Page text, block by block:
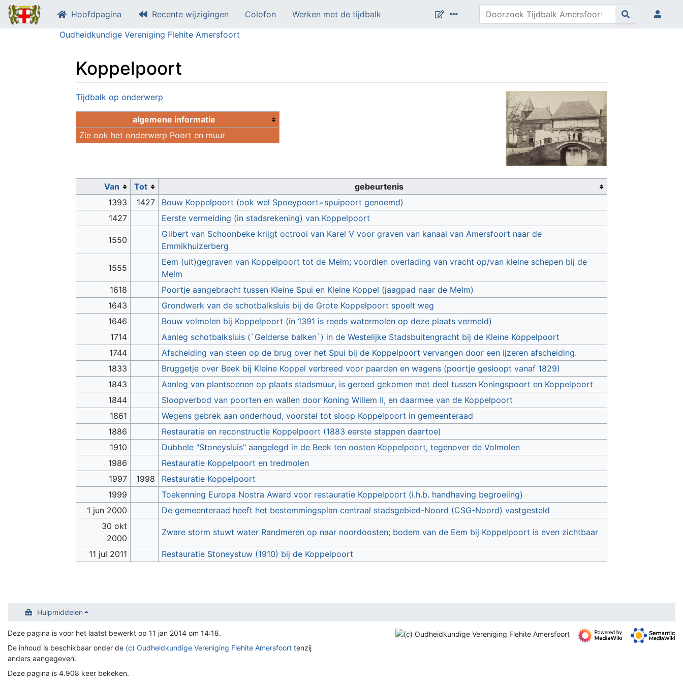
Hoofdpagina Recente wijzigingen Colofon
Werken met de tijdbalk
Oudheidkundige Vereniging Flehite Amersfoort
Koppelpoort
Ga naar: navigatie,zoeken
Tijdbalk op onderwerp
algemene informatie
Zie ook het onderwerp Poort en muur
Van Tot
gebeurtenis
1393
1427
Bouw Koppelpoort (ook wel Spoeypoort=spuipoort genoemd)
1427
Eerste vermelding (in stadsrekening) van Koppelpoort
1550
Gilbert van Schoonbeke krijgt octrooi van Karel V voor graven van kanaal van Amersfoort naar de
Emmikhuizerberg
1555
Eem (uit)gegraven van Koppelpoort tot de Melm; voordien overlading van vracht op/van kleine schepen bij de
Melm
1618
Poortje aangebracht tussen Kleine Spui en Kleine Koppel (jaagpad naar de Melm)
1643
Grondwerk van de schotbalksluis bij de Grote Koppelpoort spoelt weg
1646
Bouw volmolen bij Koppelpoort (in 1391 is reeds watermolen op deze plaats vermeld)
1714
Aanleg schotbalksluis (`Gelderse balken`) in de Westelijke Stadsbuitengracht bij de Kleine Koppelpoort
1744
Afscheiding van steen op de brug over het Spui bij de Koppelpoort vervangen door een ijzeren afscheiding.
1833
Bruggetje over Beek bij Kleine Koppel verbreed voor paarden en wagens (poortje gesloopt vanaf 1829)
1843
Aanleg van plantsoenen op plaats stadsmuur, is gereed gekomen met deel tussen Koningspoort en Koppelpoort
1844
Sloopverbod van poorten en wallen door Koning Willem II, en daarmee van de Koppelpoort
1861
Wegens gebrek aan onderhoud, voorstel tot sloop Koppelpoort in gemeenteraad
1886
Restauratie en reconstructie Koppelpoort (1883 eerste stappen daartoe)
1910
Dubbele "Stoneysluis" aangelegd in de Beek ten oosten Koppelpoort, tegenover de Volmolen
1986
Restauratie Koppelpoort en tredmolen
1997
1998
Restauratie Koppelpoort
1999
Toekenning Europa Nostra Award voor restauratie Koppelpoort (i.h.b. handhaving begroeiing)
1 jun 2000
De gemeenteraad heeft het bestemmingsplan centraal stadsgebied-Noord (CSG-Noord) vastgesteld
30 okt
2000
Zware storm stuwt water Randmeren op naar noordoosten; bodem van de Eem bij Koppelpoort is even zichtbaar
11 jul 2011 Restauratie Stoneystuw (1910) bij de Koppelpoort
Hulpmiddelen
Deze pagina is voor het laatst bewerkt op 11 jan 2014 om 14:18.
De inhoud is beschikbaar onder de (c) Oudheidkundige Vereniging Flehite Amersfoort tenzij
anders aangegeven.
Deze pagina is 4.908 keer bekeken.